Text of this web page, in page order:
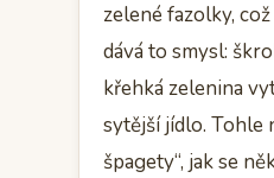
zelené fazolky,
dává to smysl:
křehká zelenina
sytější jídlo. Tohle
špagety“, jak se